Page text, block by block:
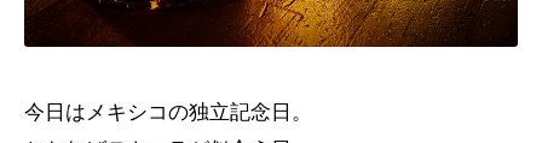
今日はメキシコの独立記念日。